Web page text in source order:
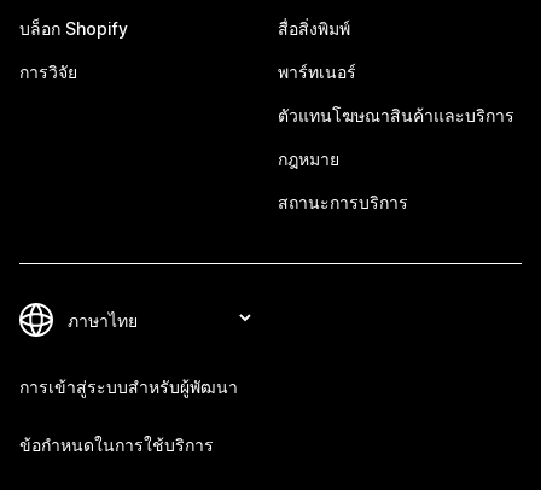
บล็อก Shopify
การวิจัย
สื่อสิ่งพิมพ์
พาร์ทเนอร์
ตัวแทนโฆษณาสินค้าและบริการ
กฎหมาย
สถานะการบริการ
การเข้าสู่ระบบสำหรับผู้พัฒนา
ข้อกำหนดในการใช้บริการ